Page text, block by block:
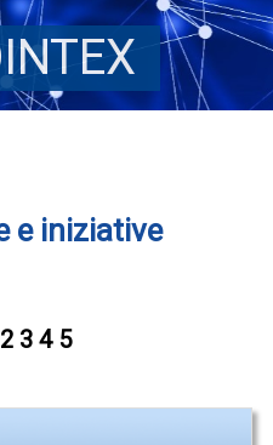
e iniziative
2 3 4 5